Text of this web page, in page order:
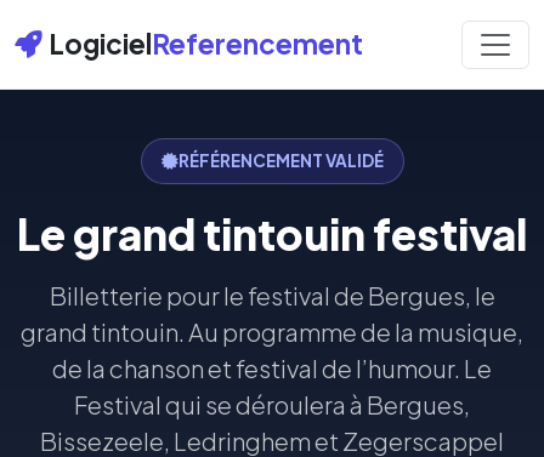
LogicielReferencement
RÉFÉRENCEMENT VALIDÉ
Le grand tintouin festival
Billetterie pour le festival de Bergues, le
grand tintouin. Au programme de la musique,
de la chanson et festival de l’humour. Le
Festival qui se déroulera à Bergues,
Bissezeele, Ledringhem et Zegerscappel